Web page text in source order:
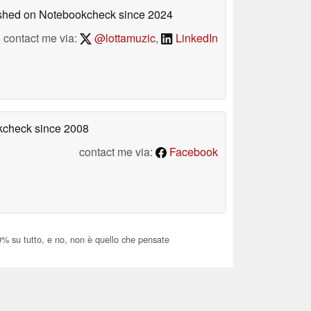
on Notebookchecksince 2024
contact me via:
@lottamuzic, LinkedIn
since 2008
contact me via:
Facebook
su tutto, e no, non è quello che pensate